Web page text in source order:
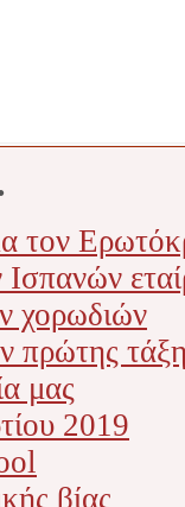
τον
Ισπανών
χορωδιών
πρώτης
μας
2019
βίας